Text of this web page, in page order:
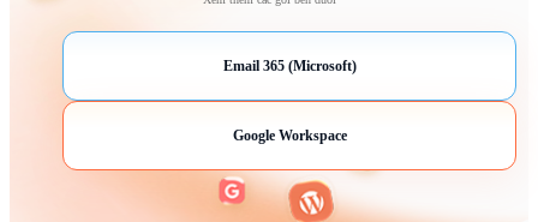
Email 365 (Microsoft)
Google Workspace